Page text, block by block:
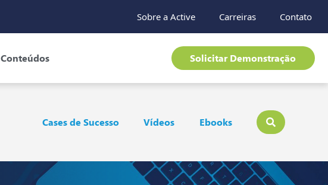
Sobre a Active Carreiras Contato
Conteúdos Solicitar Demonstração
Cases de Sucesso Vídeos Ebooks